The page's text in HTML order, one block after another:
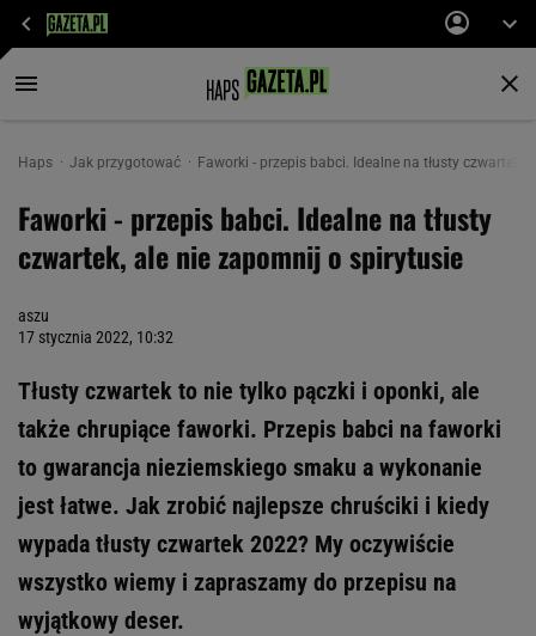
Haps Jak przygotować Faworki - przepis babci. Idealne na tłusty czwartek,
Faworki - przepis babci. Idealne na tłusty
czwartek, ale nie zapomnij o spirytusie
aszu
17 stycznia 2022, 10:32
Tłusty czwartek to nie tylko pączki i oponki, ale
także chrupiące faworki. Przepis babci na faworki
to gwarancja nieziemskiego smaku a wykonanie
jest łatwe. Jak zrobić najlepsze chruściki i kiedy
wypada tłusty czwartek 2022? My oczywiście
wszystko wiemy i zapraszamy do przepisu na
wyjątkowy deser.